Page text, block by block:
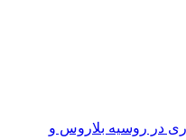
در روسیه بلاروس و